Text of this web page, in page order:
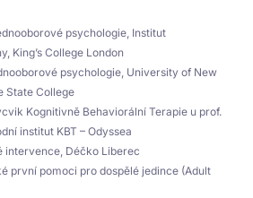
psychologie, Institut
King’s College London
psychologie, University of New
State College
Kognitivně Behaviorální Terapie u prof.
institut KBT – Odyssea
intervence, Déčko Liberec
první pomoci pro dospělé jedince (Adult